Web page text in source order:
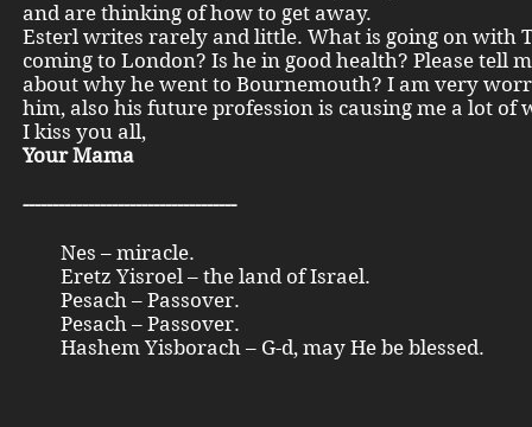
and are thinking of how to get away.
Esterl writes rarely and little. What is going on with
coming to London? Is he in good health? Please tell
about why he went to Bournemouth? I am very
him, also his future profession is causing me a lot of
I kiss you all,
Your Mama
------------------------------------
Nes – miracle.
Eretz Yisroel – the land of Israel.
Pesach – Passover.
Pesach – Passover.
Hashem Yisborach – G-d, may He be blessed.